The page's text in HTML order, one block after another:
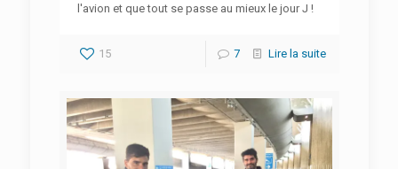
l'avion et que tout se passe au mieux le jour J !
15 7 Lire la suite